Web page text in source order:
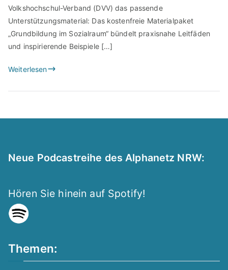
Volkshochschul-Verband (DVV) das passende
Unterstützungsmaterial: Das kostenfreie Materialpaket
„Grundbildung im Sozialraum“ bündelt praxisnahe Leitfäden
und inspirierende Beispiele […]
Weiterlesen
Neue Podcastreihe des Alphanetz NRW:
Hören Sie hinein auf Spotify!
Themen: